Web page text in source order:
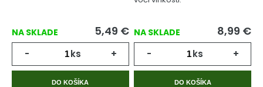
NA SKLADE 5,49 €
- ks +
DO KOŠÍKA
NA SKLADE 8,99 €
- ks +
DO KOŠÍKA